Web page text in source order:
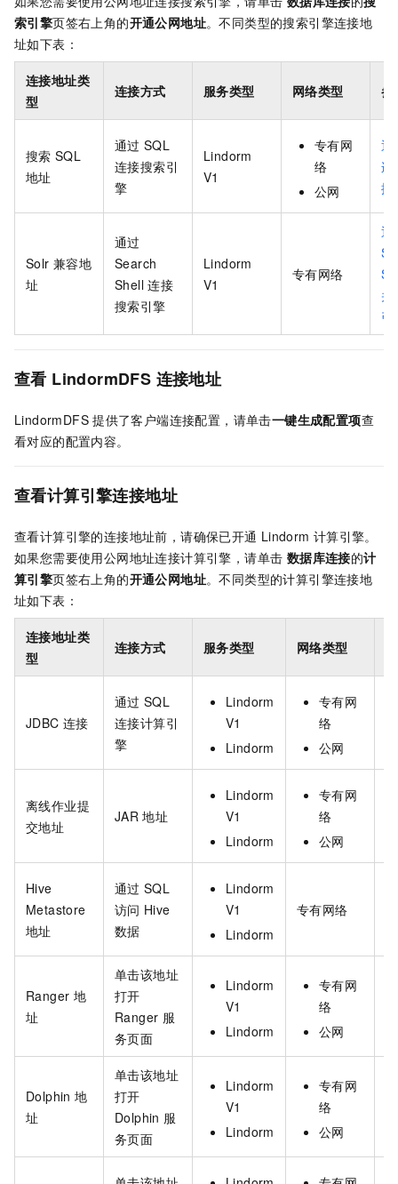
索引擎页签右上角的开通公网地址。不同类型的搜索引擎连接地
址如下表：
连接地址类
型
连接方式 服务类型 网络类型 参
搜索 SQL
地址
通过 SQL
连接搜索引
擎
Lindorm
V1
专有网
络
公网
通
连
搜
Solr 兼容地
址
通过
Search
Shell 连接
搜索引擎
Lindorm
V1
专有网络
通
并
引
查看 LindormDFS 连接地址
LindormDFS 提供了客户端连接配置，请单击一键生成配置项查
看对应的配置内容。
查看计算引擎连接地址
查看计算引擎的连接地址前，请确保已开通 Lindorm 计算引擎。
如果您需要使用公网地址连接计算引擎，请单击 数据库连接的计
算引擎页签右上角的开通公网地址。不同类型的计算引擎连接地
址如下表：
连接地址类
型
连接方式 服务类型 网络类型
JDBC 连接
通过 SQL
连接计算引
擎
Lindorm
V1
Lindorm
专有网
络
公网
离线作业提
交地址
JAR 地址
Lindorm
V1
Lindorm
专有网
络
公网
Hive
Metastore
地址
通过 SQL
访问 Hive
数据
Lindorm
V1
Lindorm
专有网络
Ranger 地
址
单击该地址
打开
Ranger 服
务页面
Lindorm
V1
Lindorm
专有网
络
公网
Dolphin 地
址
单击该地址
打开
Dolphin 服
务页面
Lindorm
V1
Lindorm
专有网
络
公网